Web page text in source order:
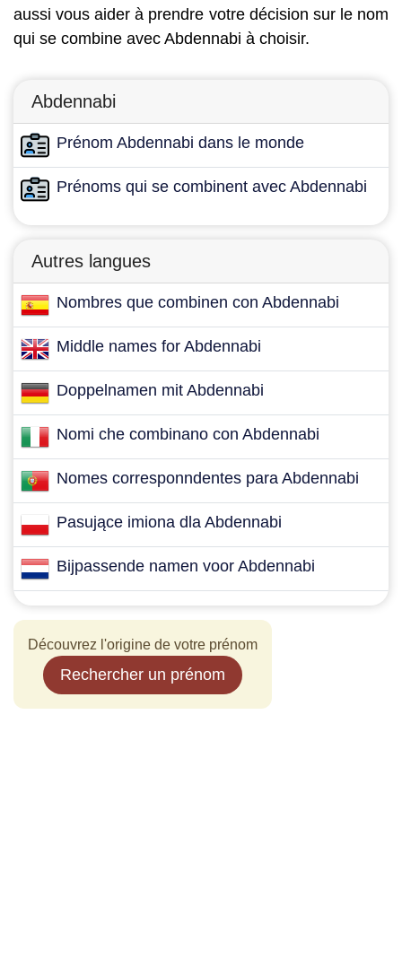
aussi vous aider à prendre votre décision sur le nom
qui se combine avec Abdennabi à choisir.
Abdennabi
Prénom Abdennabi dans le monde
Prénoms qui se combinent avec Abdennabi
Autres langues
Nombres que combinen con Abdennabi
Middle names for Abdennabi
Doppelnamen mit Abdennabi
Nomi che combinano con Abdennabi
Nomes corresponndentes para Abdennabi
Pasujące imiona dla Abdennabi
Bijpassende namen voor Abdennabi
Découvrez l'origine de votre prénom
Rechercher un prénom